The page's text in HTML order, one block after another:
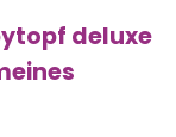
deluxe